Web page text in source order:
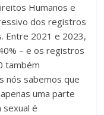
Humanos e
dos registros
Entre 2021 e 2023,
– e os registros
também
nós sabemos que
uma parte
sexual é